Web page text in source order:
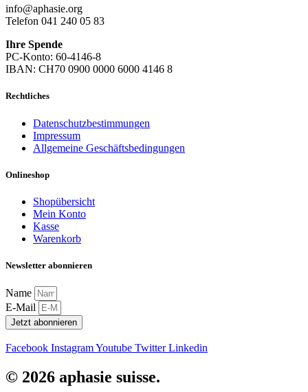
info@aphasie.org
Telefon 041 240 05 83
Ihre Spende
PC-Konto: 60-4146-8
IBAN: CH70 0900 0000 6000 4146 8
Rechtliches
Datenschutzbestimmungen
Impressum
Allgemeine Geschäftsbedingungen
Onlineshop
Shopübersicht
Mein Konto
Kasse
Warenkorb
Newsletter abonnieren
Name
E-Mail
Jetzt abonnieren
Facebook InstagramYoutube Twitter Linkedin
© 2026 aphasie suisse.